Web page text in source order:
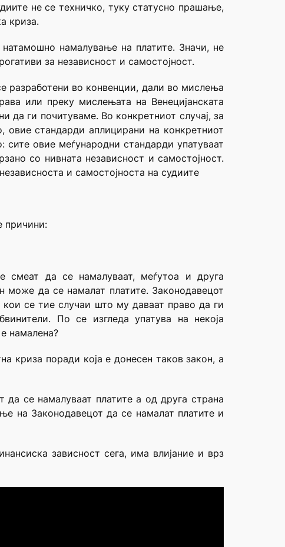
не се техничко, туку статусно прашање,
криза.
намалување на платите. Значи, не
за независност и самостојност.
разработени во конвенции, дали во мислења
или преку мислењата на Венецијанската
да ги почитуваме. Во конкретниот случај, за
овие стандарди аплицирани на конкретниот
сите овие меѓународни стандарди упатуваат
со нивната независност и самостојност.
и самостојноста на судиите
причини:
смеат да се намалуваат, меѓутоа и друга
може да се намалат платите. Законодавецот
се тие случаи што му даваат право да ги
По се изгледа упатува на некоја
намалена?
криза поради која е донесен таков закон, а
се намалуваат платите а од друга страна
на Законодавецот да се намалат платите и
зависност сега, има влијание и врз